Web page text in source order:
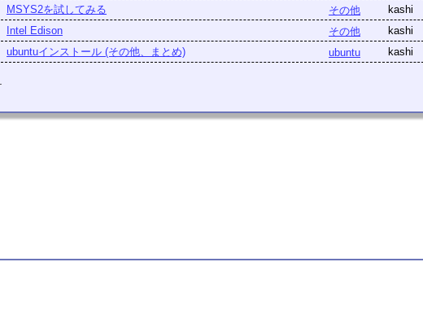
MSYS2を試してみる その他 kashi
Intel Edison その他 kashi
ubuntuインストール (その他、まとめ) ubuntu kashi